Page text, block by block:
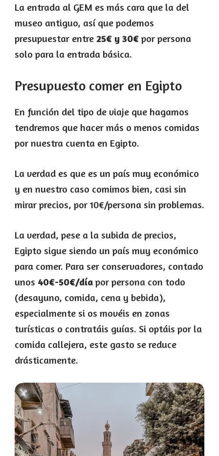
La entrada al GEM es más cara que la del
museo antiguo, así que podemos
presupuestar entre 25€ y 30€ por persona
solo para la entrada básica.
Presupuesto comer en Egipto
En función del tipo de viaje que hagamos
tendremos que hacer más o menos comidas
por nuestra cuenta en Egipto.
La verdad es que es un país muy económico
y en nuestro caso comimos bien, casi sin
mirar precios, por 10€/persona sin problemas.
La verdad, pese a la subida de precios,
Egipto sigue siendo un país muy económico
para comer. Para ser conservadores, contado
unos 40€-50€/día por persona con todo
(desayuno, comida, cena y bebida),
especialmente si os movéis en zonas
turísticas o contratáis guías. Si optáis por la
comida callejera, este gasto se reduce
drásticamente.